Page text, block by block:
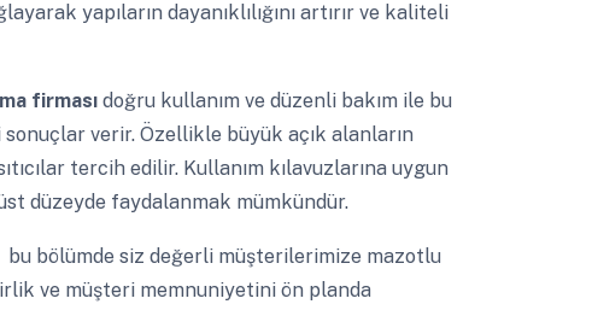
yapıların dayanıklılığını artırır ve kaliteli
firması doğru kullanım ve düzenli bakım ile bu
verir. Özellikle büyük açık alanların
tercih edilir. Kullanım kılavuzlarına uygun
düzeyde faydalanmak mümkündür.
bu bölümde siz değerli müşterilerimize mazotlu
ve müşteri memnuniyetini ön planda